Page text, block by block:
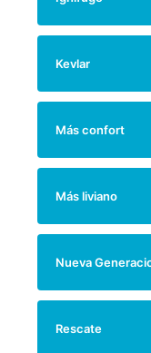
Kevlar
Más confort
Más liviano
Nueva
Rescate